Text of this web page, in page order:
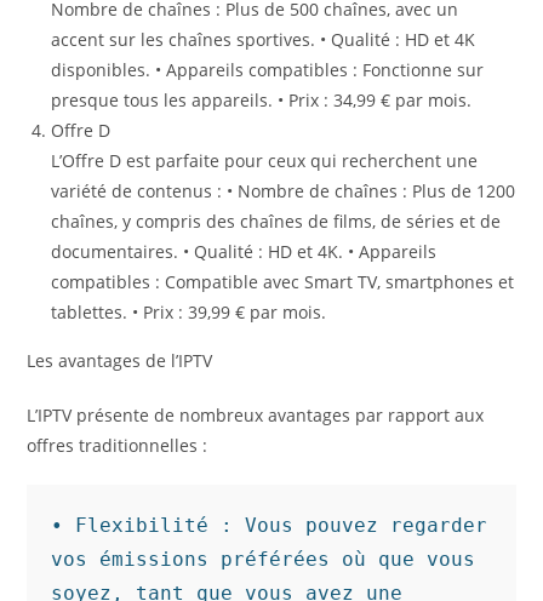
Nombre de chaînes : Plus de 500 chaînes, avec un
accent sur les chaînes sportives. • Qualité : HD et 4K
disponibles. • Appareils compatibles : Fonctionne sur
presque tous les appareils. • Prix : 34,99 € par mois.
Offre D
L’Offre D est parfaite pour ceux qui recherchent une
variété de contenus : • Nombre de chaînes : Plus de 1200
chaînes, y compris des chaînes de films, de séries et de
documentaires. • Qualité : HD et 4K. • Appareils
compatibles : Compatible avec Smart TV, smartphones et
tablettes. • Prix : 39,99 € par mois.
Les avantages de l’IPTV
L’IPTV présente de nombreux avantages par rapport aux
offres traditionnelles :
• Flexibilité : Vous pouvez regarder
vos émissions préférées où que vous
soyez, tant que vous avez une